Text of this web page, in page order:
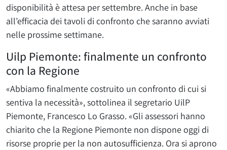
disponibilità è attesa per settembre. Anche in base
all’efficacia dei tavoli di confronto che saranno avviati
nelle prossime settimane.
Uilp Piemonte: finalmente un confronto
con la Regione
«Abbiamo finalmente costruito un confronto di cui si
sentiva la necessità», sottolinea il segretario UilP
Piemonte, Francesco Lo Grasso. «Gli assessori hanno
chiarito che la Regione Piemonte non dispone oggi di
risorse proprie per la non autosufficienza. Ora si aprono